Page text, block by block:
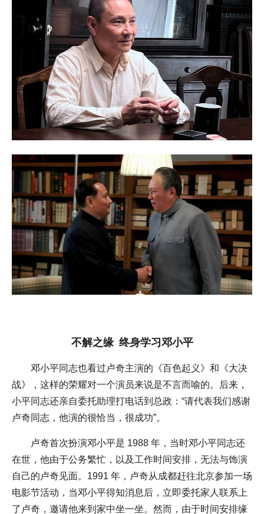
不解之缘 终身学习邓小平
邓小平同志也看过卢奇主演的《百色起义》和《大决
战》，这样的荣耀对一个演员来说是不言而喻的。后来，
小平同志还亲自委托助理打电话到总政：“请代表我们感谢
卢奇同志，他演的很恰当，很成功”。
卢奇首次扮演邓小平是 1988 年，当时邓小平同志还
在世，他由于公务繁忙，以及工作时间安排，无法与饰演
自己的卢奇见面。1991 年，卢奇从成都赶往北京参加一场
电影节活动，当邓小平得知消息后，立即委托家人联系上
了卢奇，邀请他来到家中坐一坐。然而，由于时间安排缘